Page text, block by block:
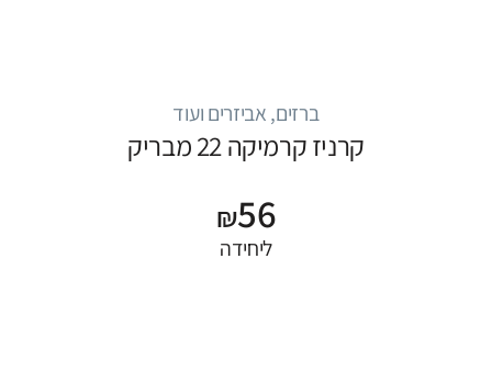
ברזים, אביזרים ועוד
קרניז קרמיקה 22 מבריק
₪56
ליחידה